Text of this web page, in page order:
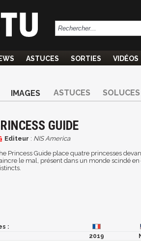
ASTUCES SORTIES VIDÉOS
IMAGES ASTUCES SOLUCES
GUIDE
Editeur : NIS America
Princess Guide place quatre princesses
le mal, présent dans un monde scindé
:
2019